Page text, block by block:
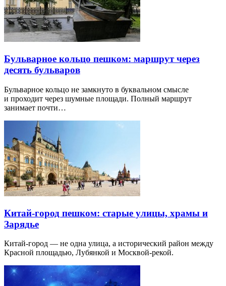
Бульварное кольцо пешком: маршрут через
десять бульваров
Бульварное кольцо не замкнуто в буквальном смысле
и проходит через шумные площади. Полный маршрут
занимает почти…
Китай-город пешком: старые улицы, храмы и
Зарядье
Китай-город — не одна улица, а исторический район между
Красной площадью, Лубянкой и Москвой-рекой.